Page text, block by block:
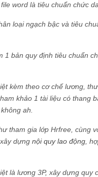
word là tiêu chuẩn chức
loại ngạch bậc và tiêu
1 bản quy định tiêu chuẩn
kèm theo cơ chế lương,
khảo 1 tài liệu có thang
ah.
tham gia lớp Hrfree, cùng
dựng nội quy lao động ,
là lương 3P, xây dựng quy